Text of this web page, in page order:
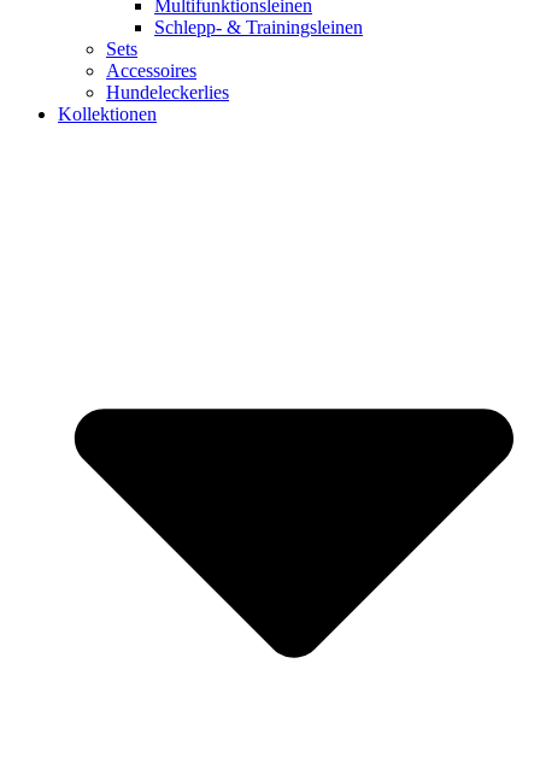
Multifunktionsleinen
Schlepp- & Trainingsleinen
Sets
Accessoires
Hundeleckerlies
Kollektionen